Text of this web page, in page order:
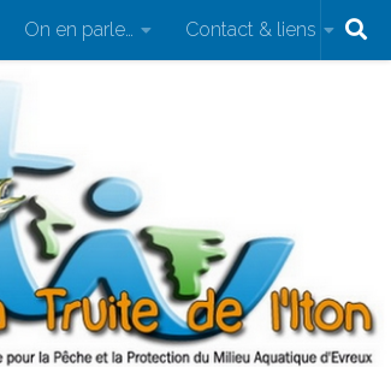
On en parle… Contact & liens